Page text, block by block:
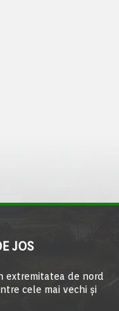
JOS
extremitatea de nord
cele mai vechi şi